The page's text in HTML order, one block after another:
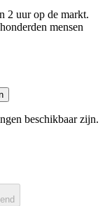
2 uur op de markt.
mensen
beschikbaar zijn.